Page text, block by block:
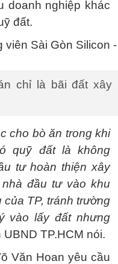
doanh nghiệp khác
đất.
chỉ là bãi đất xây
cho bò ăn trong khi
quỹ đất là không
tư hoàn thiện xây
đầu tư vào khu
TP, tránh trường
vào lấy đất nhưng
UBND TP.HCM nói.
Văn Hoan yêu cầu